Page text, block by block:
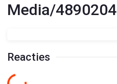
Media/4890204
Reacties